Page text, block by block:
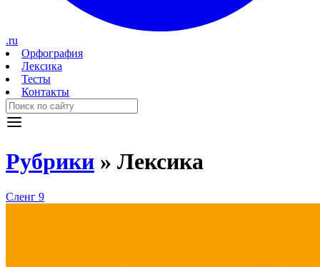
.ru
Орфография
Лексика
Тесты
Контакты
Рубрики » Лексика
Сленг 9